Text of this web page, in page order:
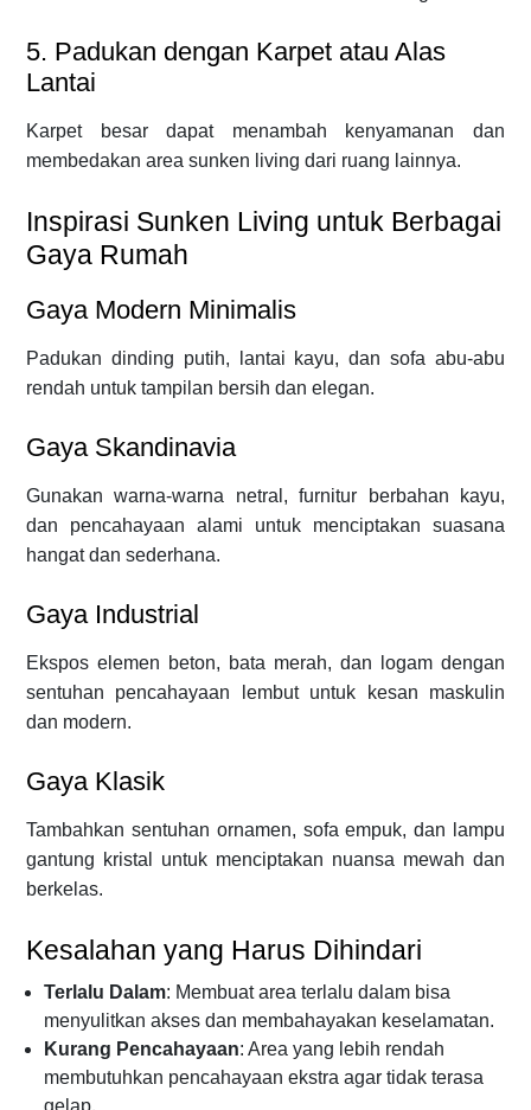
5. Padukan dengan Karpet atau Alas
Lantai
Karpet besar dapat menambah kenyamanan dan
membedakan area sunken living dari ruang lainnya.
Inspirasi Sunken Living untuk Berbagai
Gaya Rumah
Gaya Modern Minimalis
Padukan dinding putih, lantai kayu, dan sofa abu-abu
rendah untuk tampilan bersih dan elegan.
Gaya Skandinavia
Gunakan warna-warna netral, furnitur berbahan kayu,
dan pencahayaan alami untuk menciptakan suasana
hangat dan sederhana.
Gaya Industrial
Ekspos elemen beton, bata merah, dan logam dengan
sentuhan pencahayaan lembut untuk kesan maskulin
dan modern.
Gaya Klasik
Tambahkan sentuhan ornamen, sofa empuk, dan lampu
gantung kristal untuk menciptakan nuansa mewah dan
berkelas.
Kesalahan yang Harus Dihindari
Terlalu Dalam: Membuat area terlalu dalam bisa
menyulitkan akses dan membahayakan keselamatan.
Kurang Pencahayaan: Area yang lebih rendah
membutuhkan pencahayaan ekstra agar tidak terasa
gelap.